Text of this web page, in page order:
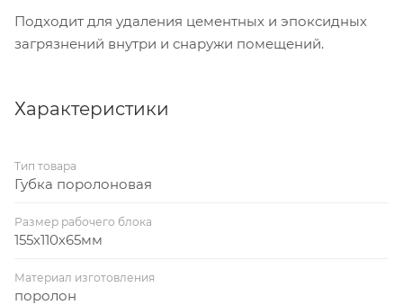
Подходит для удаления цементных и эпоксидных
загрязнений внутри и снаружи помещений.
Характеристики
Тип товара
Губка поролоновая
Размер рабочего блока
155х110х65мм
Материал изготовления
поролон